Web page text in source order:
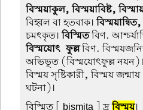
বিস্ময়াকুল, বিস্ময়াবিষ্ট,
বিহ্বল বা হতবাক।
চমৎকৃত।বিস্মিতবিণ.
বিস্ময়োৎ-ফুল্লবিণ.
অভিভূত (বিস্ময়োৎফুল্ল
বিস্ময় সৃষ্টিকারী, বিস্ময়
ঘটনা)।
বিস্মিত[ bismita ] দ্রবিস্ময়।